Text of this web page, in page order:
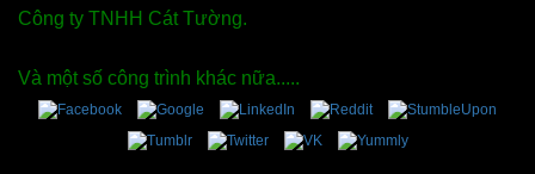
Công ty TNHH Cát Tường.
Và một số công trình khác nữa.....